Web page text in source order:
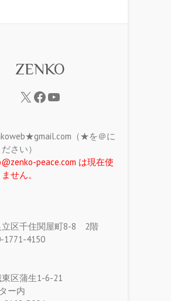
ZENKO
（★を＠に
さい）
peace.com は現在使
せん。
区千住関屋町8-8 2階
4150
区蒲生1-6-21
ー内